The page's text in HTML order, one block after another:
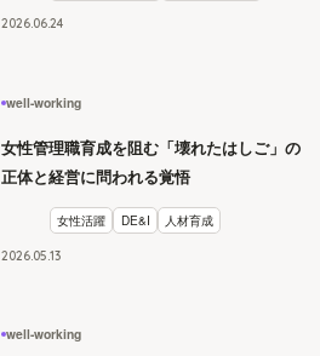
2026.0624
well-working
女性管理職育成を阻む「壊れたはしご」の
正体と経営に問われる覚悟
女性活躍 DE&I 人材育成
2026 05 13
well-working